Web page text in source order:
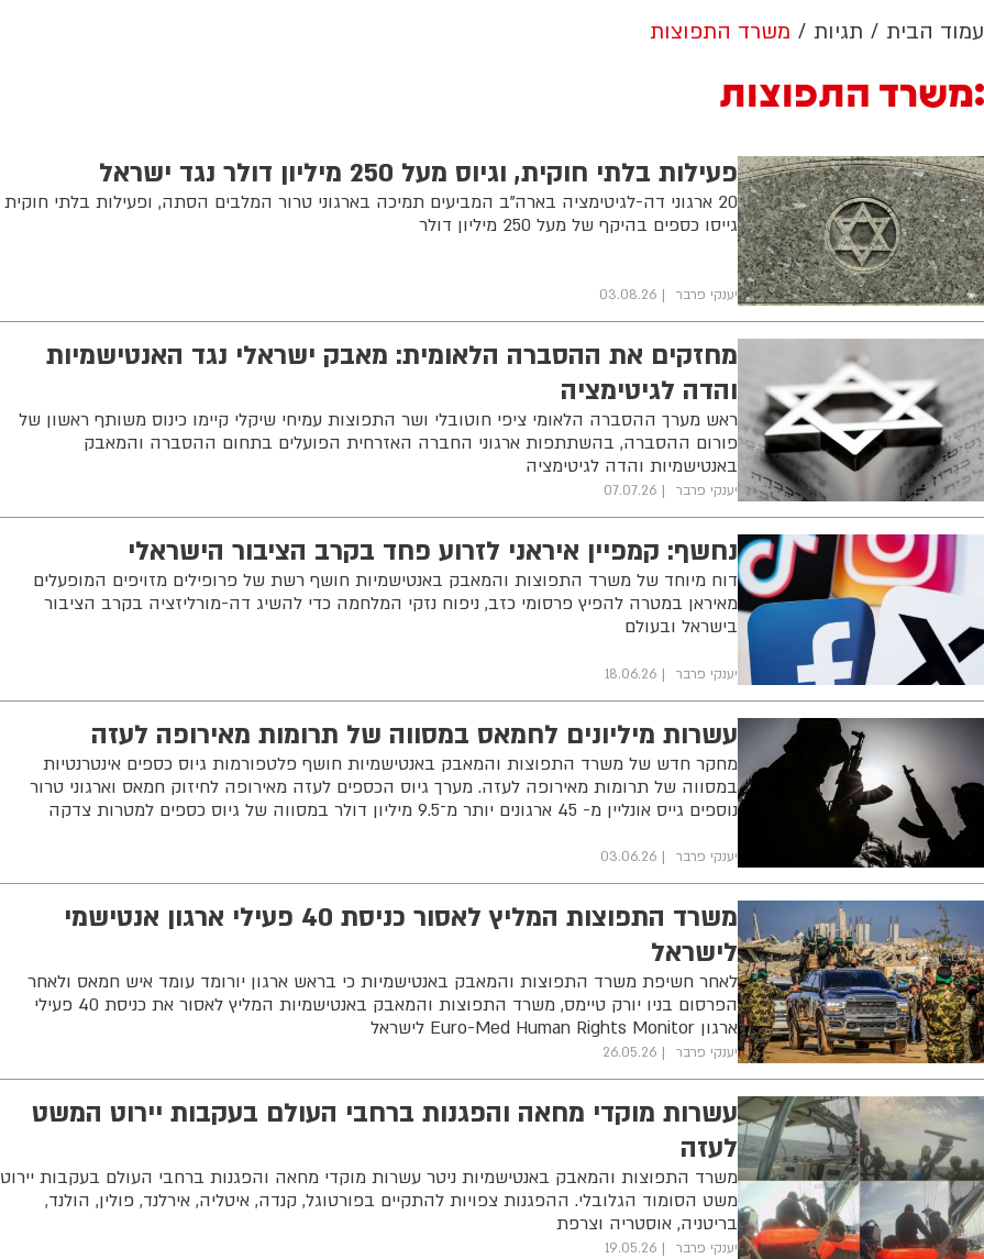
עמוד הבית תגיות משרד התפוצות
משרד התפוצות
פעילות בלתי חוקית, וגיוס מעל 250 מיליון דולר נגד ישראל
20 ארגוני דה-לגיטימציה בארה"ב המביעים תמיכה בארגוני טרור המלבים הסתה, ופעילות בלתי חוקית
גייסו כספים בהיקף של מעל 250 מיליון דולר
יענקי פרבר 03.08.26
מחזקים את ההסברה הלאומית: מאבק ישראלי נגד האנטישמיות
והדה לגיטימציה
ראש מערך ההסברה הלאומי ציפי חוטובלי ושר התפוצות עמיחי שיקלי קיימו כינוס משותף ראשון של
פורום ההסברה, בהשתתפות ארגוני החברה האזרחית הפועלים בתחום ההסברה והמאבק
באנטישמיות והדה לגיטימציה
יענקי פרבר 07.07.26
נחשף: קמפיין איראני לזרוע פחד בקרב הציבור הישראלי
דוח מיוחד של משרד התפוצות והמאבק באנטישמיות חושף רשת של פרופילים מזויפים המופעלים
מאיראן במטרה להפיץ פרסומי כזב, ניפוח נזקי המלחמה כדי להשיג דה-מורליזציה בקרב הציבור
בישראל ובעולם
יענקי פרבר 18.06.26
עשרות מיליונים לחמאס במסווה של תרומות מאירופה לעזה
מחקר חדש של משרד התפוצות והמאבק באנטישמיות חושף פלטפורמות גיוס כספים אינטרנטיות
במסווה של תרומות מאירופה לעזה. מערך גיוס הכספים לעזה מאירופה לחיזוק חמאס וארגוני טרור
נוספים גייס אונליין מ- 45 ארגונים יותר מ־9.5 מיליון דולר במסווה של גיוס כספים למטרות צדקה
יענקי פרבר 03.06.26
משרד התפוצות המליץ לאסור כניסת 40 פעילי ארגון אנטישמי
לישראל
לאחר חשיפת משרד התפוצות והמאבק באנטישמיות כי בראש ארגון יורומד עומד איש חמאס ולאחר
הפרסום בניו יורק טיימס, משרד התפוצות והמאבק באנטישמיות המליץ לאסור את כניסת 40 פעילי
ארגון Euro-Med Human Rights Monitor לישראל
יענקי פרבר 26.05.26
עשרות מוקדי מחאה והפגנות ברחבי העולם בעקבות יירוט המשט
לעזה
משרד התפוצות והמאבק באנטישמיות ניטר עשרות מוקדי מחאה והפגנות ברחבי העולם בעקבות יירוט
משט הסומוד הגלובלי. ההפגנות צפויות להתקיים בפורטוגל, קנדה, איטליה, אירלנד, פולין, הולנד,
בריטניה, אוסטריה וצרפת
יענקי פרבר 19.05.26